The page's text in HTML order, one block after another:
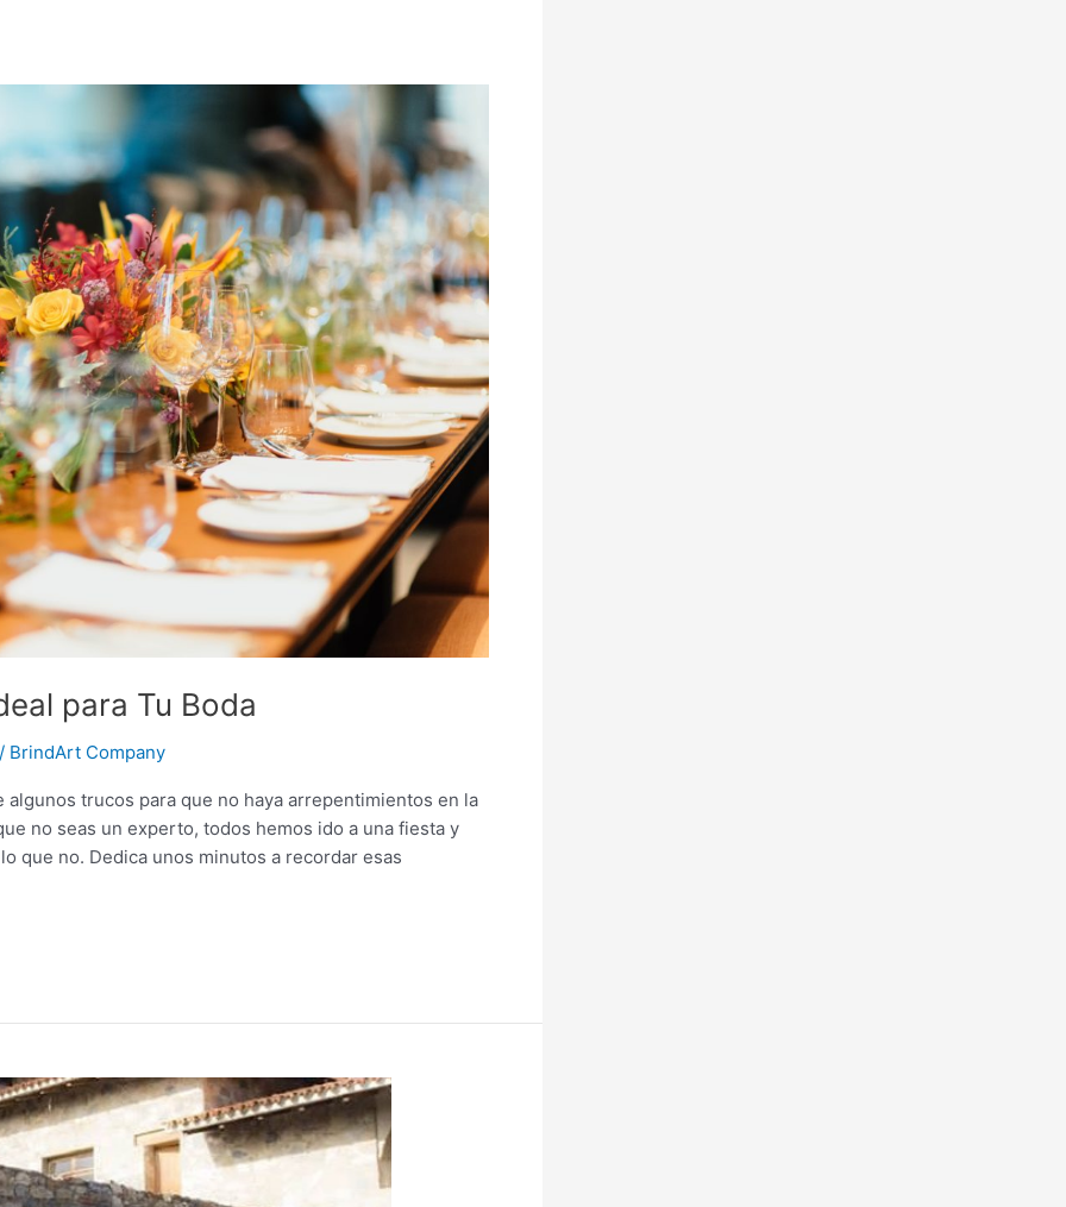
para Tu Boda
/ BrindArt Company
algunos trucos para que no haya arrepentimientos en la
no seas un experto, todos hemos ido a una fiesta y
que no. Dedica unos minutos a recordar esas